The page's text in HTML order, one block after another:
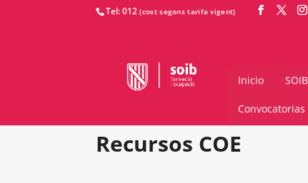
Tel: 012
Inicio SOIB
Convocatorias
Recursos COE